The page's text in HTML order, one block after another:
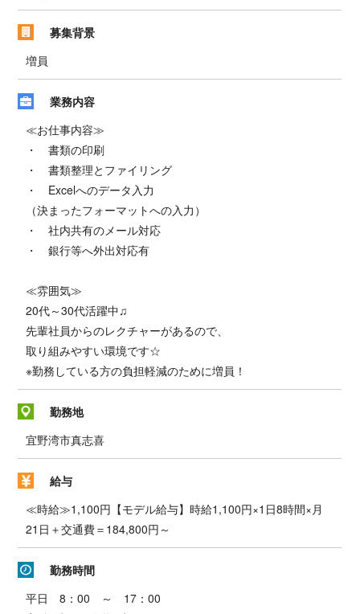
募集背景
増員
業務内容
≪お仕事内容≫
・ 書類の印刷
・ 書類整理とファイリング
・ Excelへのデータ入力
（決まったフォーマットへの入力）
・ 社内共有のメール対応
・ 銀行等へ外出対応有
≪雰囲気≫
20代～30代活躍中♫
先輩社員からのレクチャーがあるので、
取り組みやすい環境です☆
※勤務している方の負担軽減のために増員！
勤務地
宜野湾市真志喜
給与
≪時給≫1,100円【モデル給与】時給1,100円×1日8時間×月
21日＋交通費＝184,800円～
勤務時間
平日 8：00 ～ 17：00